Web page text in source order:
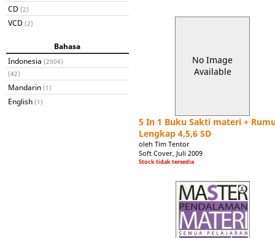
CD (2)
VCD (2)
Bahasa
Indonesia (2004)
(42)
Mandarin (1)
English (1)
No Image
Available
5 In 1 Buku Sakti materi +
Lengkap 4,5,6 SD
oleh Tim Tentor
Soft Cover, Juli 2009
Stock tidak tersedia